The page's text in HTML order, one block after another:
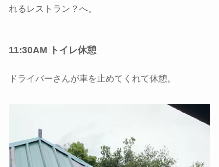
れるレストラン？へ。
11:30AM トイレ休憩
ドライバーさんが車を止めてくれて休憩。